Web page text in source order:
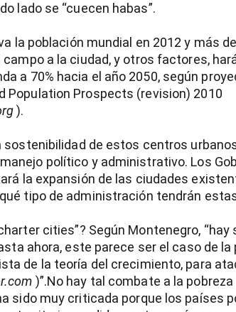
lado se “cuecen habas”.
la población mundial en 2012 y más
a la ciudad, y otros factores,
a 70% hacia el año 2050, según
Population Prospects (revision) 2010
).
sostenibilidad de estos centros
político y administrativo. Los
la expansión de las ciudades
tipo de administración tendrán
cities”? Según Montenegro, “hay
ahora, este parece ser el caso de la
de la teoría del crecimiento, para
)”.No hay tal combate a la
sido muy criticada porque los países